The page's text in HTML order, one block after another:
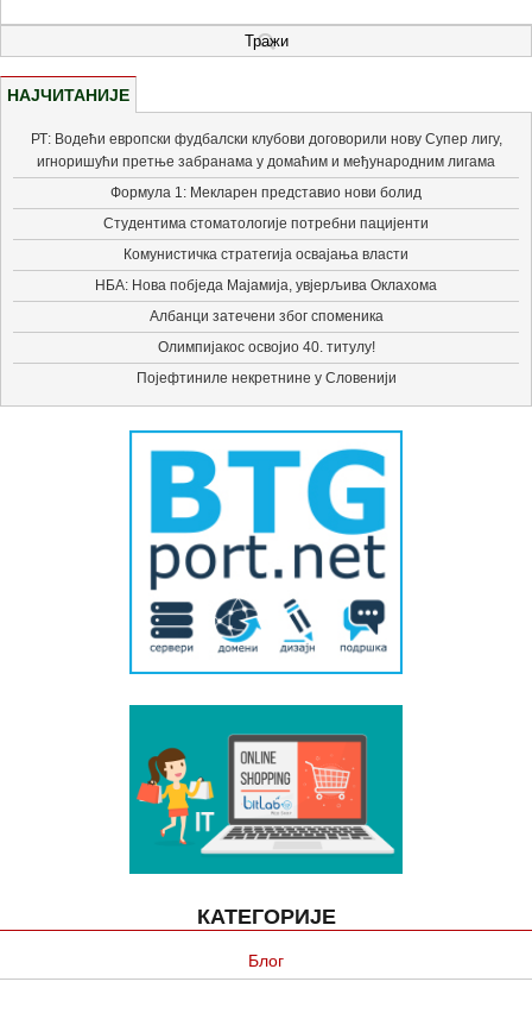
НАЈЧИТАНИЈЕ
РТ: Водећи европски фудбалски клубови договорили нову Супер лигу,
игноришући претње забранама у домаћим и међународним лигама
Формула 1: Мекларен представио нови болид
Студентима стоматологије потребни пацијенти
Комунистичка стратегија освајања власти
НБА: Нова побједа Мајамија, увјерљива Оклахома
Албанци затечени због споменика
Олимпијакос освојио 40. титулу!
Појефтиниле некретнине у Словенији
КАТЕГОРИЈЕ
Блог